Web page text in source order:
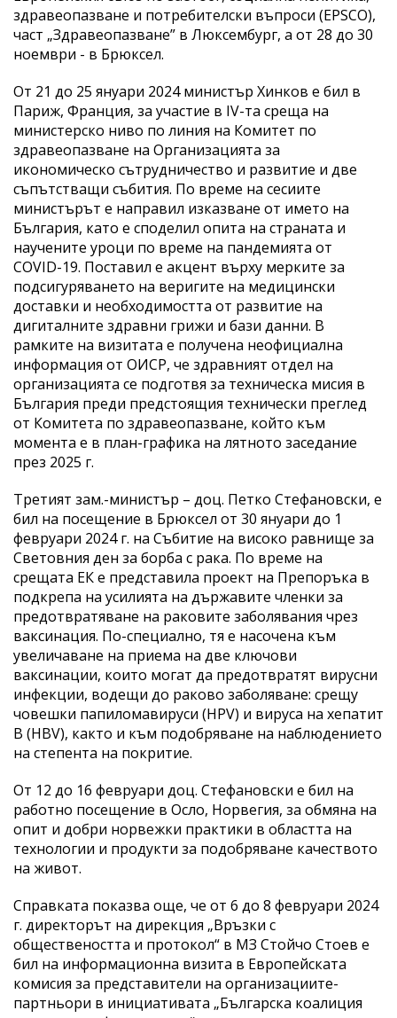
здравеопазване и потребителски въпроси (EPSCO),
част „Здравеопазване” в Люксембург, а от 28 до 30
ноември - в Брюксел.
От 21 до 25 януари 2024 министър Хинков е бил в
Париж, Франция, за участие в IV-та среща на
министерско ниво по линия на Комитет по
здравеопазване на Организацията за
икономическо сътрудничество и развитие и две
съпътстващи събития. По време на сесиите
министърът е направил изказване от името на
България, като е споделил опита на страната и
научените уроци по време на пандемията от
COVID-19. Поставил е акцент върху мерките за
подсигуряването на веригите на медицински
доставки и необходимостта от развитие на
дигиталните здравни грижи и бази данни. В
рамките на визитата е получена неофициална
информация от ОИСР, че здравният отдел на
организацията се подготвя за техническа мисия в
България преди предстоящия технически преглед
от Комитета по здравеопазване, който към
момента е в план-графика на лятното заседание
през 2025 г.
Третият зам.-министър – доц. Петко Стефановски, е
бил на посещение в Брюксел от 30 януари до 1
февруари 2024 г. на Събитие на високо равнище за
Световния ден за борба с рака. По време на
срещата ЕК е представила проект на Препоръка в
подкрепа на усилията на държавите членки за
предотвратяване на раковите заболявания чрез
ваксинация. По-специално, тя е насочена към
увеличаване на приема на две ключови
ваксинации, които могат да предотвратят вирусни
инфекции, водещи до раково заболяване: срещу
човешки папиломавируси (HPV) и вируса на хепатит
В (HBV), както и към подобряване на наблюдението
на степента на покритие.
От 12 до 16 февруари доц. Стефановски е бил на
работно посещение в Осло, Норвегия, за обмяна на
опит и добри норвежки практики в областта на
технологии и продукти за подобряване качеството
на живот.
Справката показва още, че от 6 до 8 февруари 2024
г. директорът на дирекция „Връзки с
обществеността и протокол“ в МЗ Стойчо Стоев е
бил на информационна визита в Европейската
комисия за представители на организациите-
партньори в инициативата „Българска коалиция